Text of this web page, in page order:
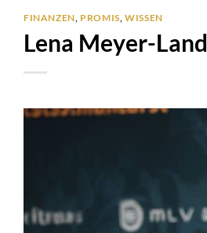
FINANZEN, PROMIS,WISSEN
Lena Meyer-